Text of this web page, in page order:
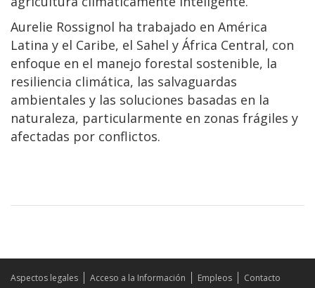
Aurelie Rossignol ha trabajado en América
Latina y el Caribe, el Sahel y África Central, con
enfoque en el manejo forestal sostenible, la
resiliencia climática, las salvaguardas
ambientales y las soluciones basadas en la
naturaleza, particularmente en zonas frágiles y
afectadas por conflictos.
Aspectos legales Acceso a la Información Empleos Contacto